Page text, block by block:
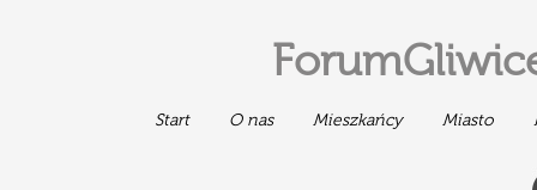
Start O nas Mieszkańcy Miasto